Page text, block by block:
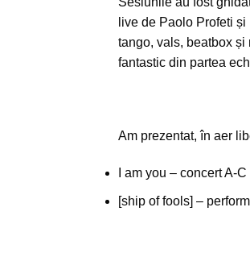
live de Paolo Profeti
tango, vals, beatbox și
fantastic din partea
Am prezentat, în aer
I am you – concert A-
[ship of fools] –